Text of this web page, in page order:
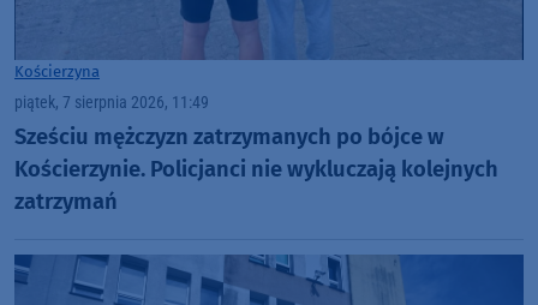
Kościerzyna
piątek, 7 sierpnia 2026, 11:49
Sześciu mężczyzn zatrzymanych po bójce w
Kościerzynie. Policjanci nie wykluczają kolejnych
zatrzymań